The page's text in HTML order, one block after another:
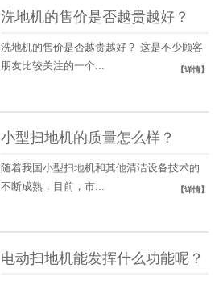
洗地机的售价是否越贵越好？
洗地机的售价是否越贵越好？ 这是不少顾客
朋友比较关注的一个...
【详情】
小型扫地机的质量怎么样？
随着我国小型扫地机和其他清洁设备技术的
不断成熟，目前，市...
【详情】
电动扫地机能发挥什么功能呢？